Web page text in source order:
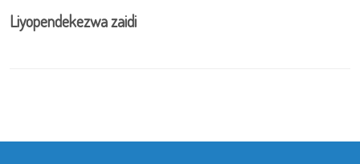
Liyopendekezwa zaidi